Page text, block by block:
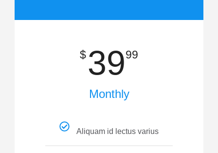
$3999
Monthly
Aliquam id lectus varius